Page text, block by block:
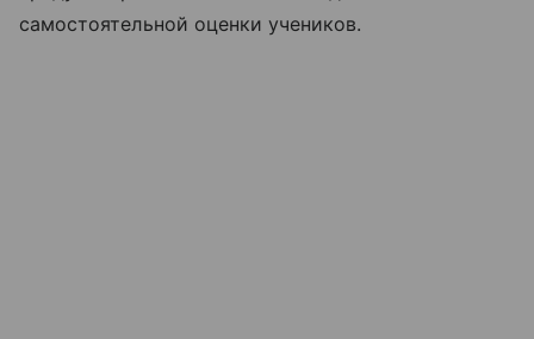
самостоятельной оценки учеников.